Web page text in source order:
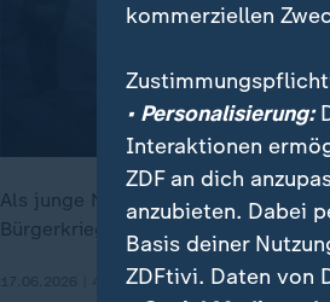
Als junge Nation befreien sich die
Bürgerkrieg blutig die Einheit und
17.06.2026 | 45:26 min
kommerziellen
• Personalisierung:
Interaktionen
ZDF an dich
anzubieten. Dabei
Basis deiner
ZDFtivi. Daten von